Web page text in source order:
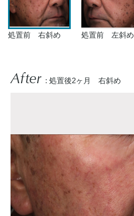
処置前 右斜め 処置前 左斜め
After : 処置後2ヶ月 右斜め